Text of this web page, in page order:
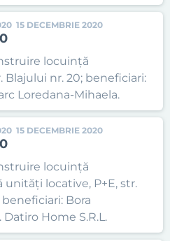
15 DECEMBRIE 2020
locuință
Blajului nr. 20; beneficiari:
Loredana-Mihaela.
15 DECEMBRIE 2020
locuință
locative, P+E, str.
Bora
Datiro Home S.R.L.